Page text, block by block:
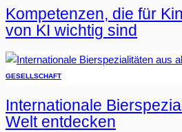
Kompetenzen, die für
von KI wichtig sind
GESELLSCHAFT
Internationale
Welt entdecken